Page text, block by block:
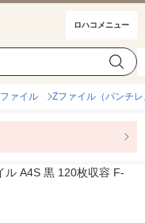
ロハコメニュー
ファイル Zファイル（パンチ